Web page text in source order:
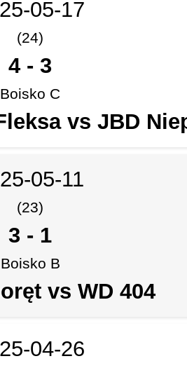
05-17
(24)
4 - 3
Boisko C
vs JBD
05-11
(23)
3 - 1
Boisko B
vs WD 404
04-26